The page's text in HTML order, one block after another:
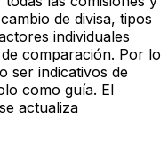
de divisa, tipos
individuales
comparación. Por lo
ser indicativos de
como guía. El
actualiza